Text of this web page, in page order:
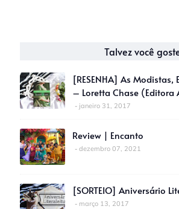
Talvez você
[RESENHA] As
– Loretta Chase (Editora
janeiro 31, 2017
Review | Encanto
dezembro 07, 2021
[SORTEIO] Aniversário
março 13, 2017